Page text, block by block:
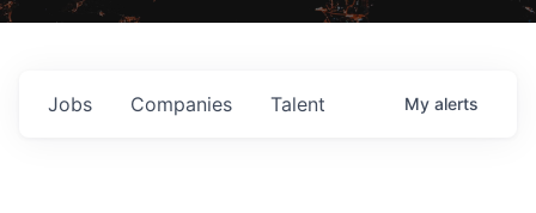
Jobs Companies Talent My alerts